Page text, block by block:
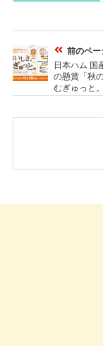
前のペー
日本ハム 国
の懸賞「秋
むぎゅっと
キャンペー
んなの食卓